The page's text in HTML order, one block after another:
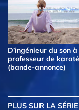
D’ingénieur du son à
professeur de karaté
(bande-annonce)
PLUS SUR LA